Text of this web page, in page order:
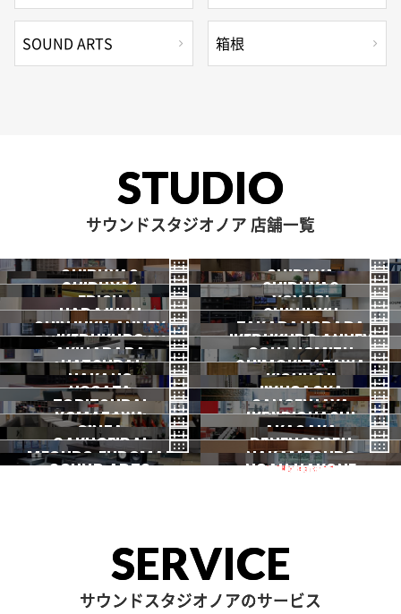
SOUND ARTS 箱根
STUDIO
サウンドスタジオノア 店舗一覧
SHIBUYA3
渋谷3号
2026.07 OPEN
SHIBUYA
渋谷本店
SHIBUYA1
渋谷1号
SHIBUYA2
渋谷2号
EBISU
恵比寿
YOYOGI
代々木
HARAJUKU
原宿
SHINJUKU
新宿
SHINJUKU ANNEX
新宿ANNEX
TAKADANOBABA
高田馬場
IKEBUKURO
池袋
IKEBUKURO ANNEX
池袋ANNEX
AKIHABARA
秋葉原
OCHANOMIZU
御茶ノ水
HATSUDAI
初台
SHIMOKITAZAWA
下北沢
NAKANO
中野
KICHIJOJI
吉祥寺
NOGATA
野方
JIYUGAOKA
自由が丘
TORITSUDAI
都立大
SANGENJAYA
三軒茶屋
KOMAZAWA
駒沢
IKEJIRIOHASHI
池尻大橋
一時閉店中
GINZA
銀座
AKASAKA
赤坂
GAKUGEIDAI
学芸大
DENENCHOFU
田園調布
MEGURO FUDOMAE NAKAMEGURO
中目黒
SOUND ARTS NOAH HAKONE
SERVICE
サウンドスタジオノアのサービス